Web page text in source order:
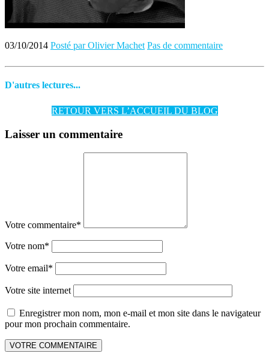
03/10/2014 Posté par Olivier Machet Pas de commentaire
D'autres lectures...
RETOUR VERS L’ACCUEIL DU BLOG
Laisser un commentaire
Votre commentaire*
Votre nom*
Votre email*
Votre site internet
Enregistrer mon nom, mon e-mail et mon site dans le navigateur
pour mon prochain commentaire.